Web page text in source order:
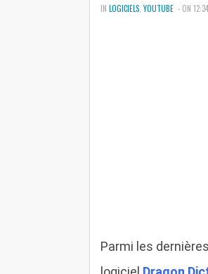
IN LOGICIELS YOUTUBE - ON
Parmi les